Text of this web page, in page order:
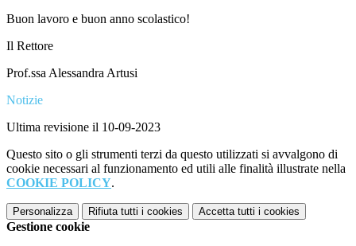
Buon lavoro e buon anno scolastico!
Il Rettore
Prof.ssa Alessandra Artusi
Notizie
Ultima revisione il 10-09-2023
Questo sito o gli strumenti terzi da questo utilizzati si avvalgono di
cookie necessari al funzionamento ed utili alle finalità illustrate nella
COOKIE POLICY.
Personalizza Rifiuta tutti i cookies Accetta tutti i cookies
Gestione cookie